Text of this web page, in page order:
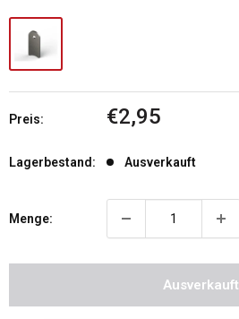
Preis: Sonderpreis
€2,95
Lagerbestand: Ausverkauft
Menge:
Ausverkauft